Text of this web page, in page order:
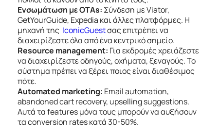
Ενσωμάτωση με OTAs: Σύνδεση με Viator,
GetYourGuide, Expedia και άλλες πλατφόρμες. Η
μηχανή της IconicGuestσας επιτρέπει να
διαχειρίζεστε όλα από ένα κεντρικό σημείο.
Resource management: Για εκδρομές χρειάζεστε
να διαχειρίζεστε οδηγούς, οχήματα, ξεναγούς. Το
σύστημα πρέπει να ξέρει ποιος είναι διαθέσιμος
πότε.
Automated marketing: Email automation,
abandoned cart recovery, upselling suggestions.
Αυτά τα features μόνα τους μπορούν να αυξήσουν
τα conversion rates κατά 30-50%.